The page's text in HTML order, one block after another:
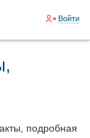
Войти
подробная